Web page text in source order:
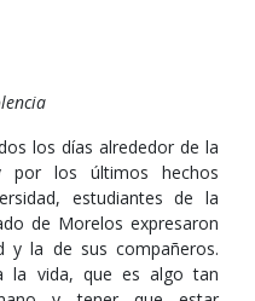
los días alrededor de la
por los últimos hechos
estudiantes de la
de Morelos expresaron
y la de sus compañeros.
la vida, que es algo tan